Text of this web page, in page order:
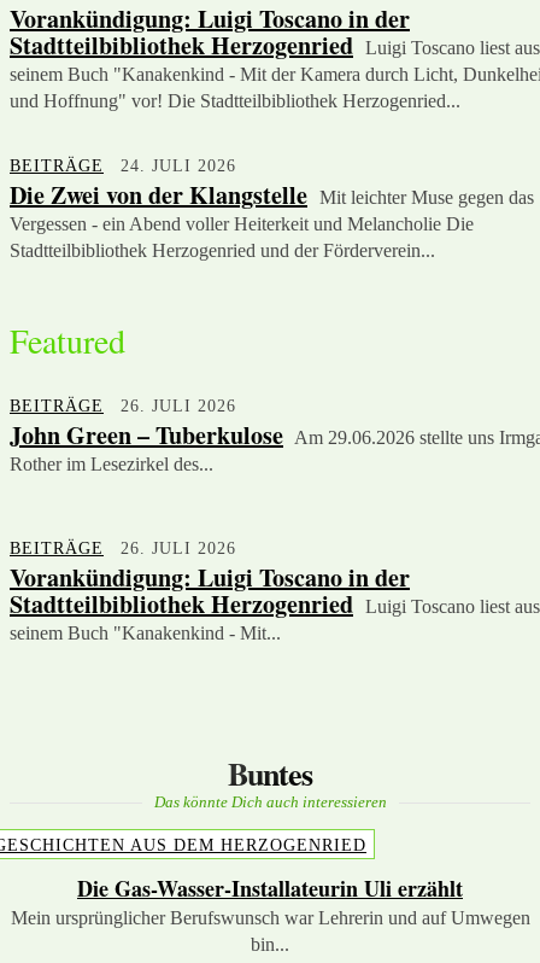
Vorankündigung: Luigi Toscano in der
Stadtteilbibliothek Herzogenried Luigi Toscano liest aus
seinem Buch "Kanakenkind - Mit der Kamera durch Licht,
und Hoffnung" vor! Die Stadtteilbibliothek Herzogenried...
BEITRÄGE 24. JULI 2026
Die Zwei von der Klangstelle Mit leichter Muse gegen das
Vergessen - ein Abend voller Heiterkeit und Melancholie Die
Stadtteilbibliothek Herzogenried und der Förderverein...
Featured
BEITRÄGE 26. JULI 2026
John Green – Tuberkulose Am 29.06.2026 stellte uns
Rother im Lesezirkel des...
BEITRÄGE 26. JULI 2026
Vorankündigung: Luigi Toscano in der
Stadtteilbibliothek Herzogenried Luigi Toscano liest aus
seinem Buch "Kanakenkind - Mit...
Buntes
Das könnte Dich auch interessieren
AUS DEM HERZOGENRIED
Die Gas-Wasser-Installateurin Uli erzählt
Mein ursprünglicher Berufswunsch war Lehrerin und auf Umwegen
bin...